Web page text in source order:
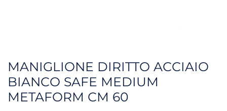
MANIGLIONE DIRITTO ACCIAIO
BIANCO SAFE MEDIUM
METAFORM CM 60